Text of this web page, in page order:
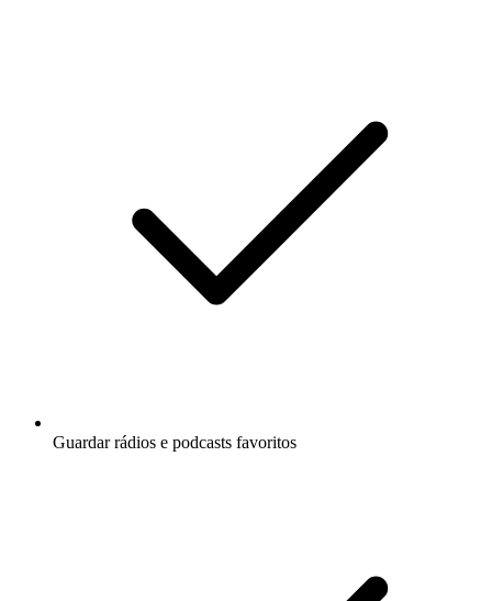
Guardar rádios e podcasts favoritos